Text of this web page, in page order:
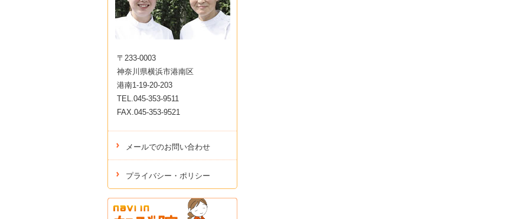
〒233-0003
神奈川県横浜市港南区
港南1-19-20-203
TEL.045-353-9511
FAX.045-353-9521
メールでのお問い合わせ
プライバシー・ポリシー